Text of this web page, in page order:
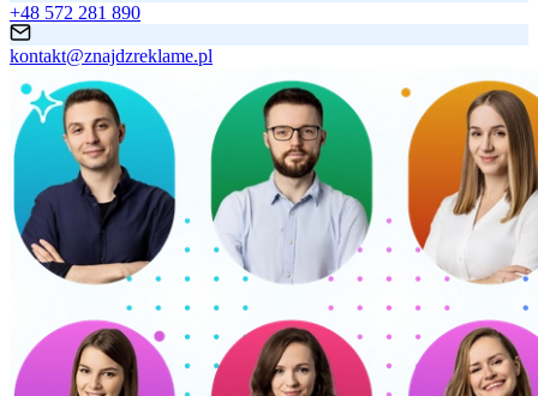
+48 572 281 890
kontakt@znajdzreklame.pl